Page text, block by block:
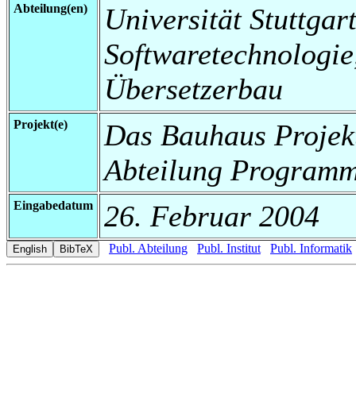
Abteilung(en)
Universität
Übersetzerbau
Projekt(e)
Das Bauhaus
Abteilung
Eingabedatum 26. Februar 2004
Publ. Abteilung Publ. Institut Publ. Informatik